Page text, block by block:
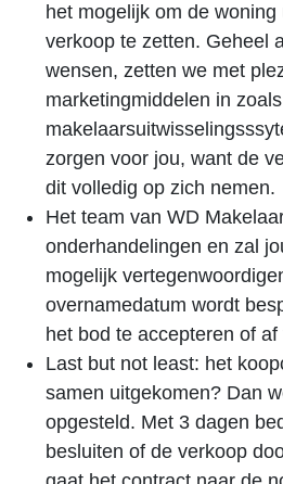
het mogelijk om de
verkoop te zetten. Geheel
wensen, zetten we met
marketingmiddelen in
zorgen voor jou, want de
dit volledig op zich nemen.
Het team van WD
onderhandelingen en zal
mogelijk
overnamedatum wordt
het bod te accepteren of af
Last but not least: het
samen uitgekomen? Dan
opgesteld. Met 3 dagen
besluiten of de verkoop